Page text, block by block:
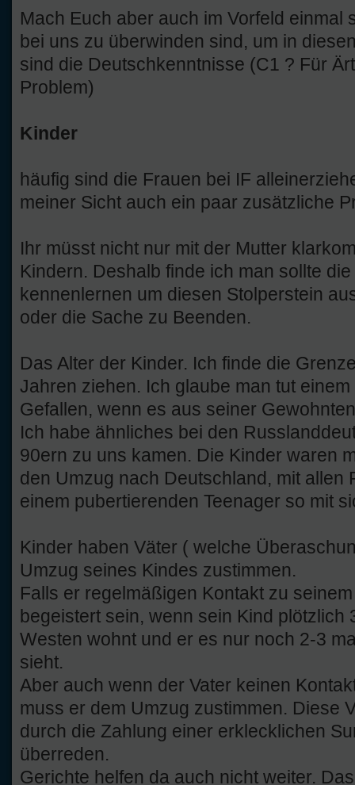
Mach Euch aber auch im Vorfeld einmal
bei uns zu überwinden sind, um in
sind die Deutschkenntnisse (C1 ? Für
Problem)
Kinder
häufig sind die Frauen bei IF
meiner Sicht auch ein paar zusätzliche
Ihr müsst nicht nur mit der Mutter
Kindern. Deshalb finde ich man sollte
kennenlernen um diesen Stolperstein
oder die Sache zu Beenden.
Das Alter der Kinder. Ich finde die
Jahren ziehen. Ich glaube man tut
Gefallen, wenn es aus seiner
Ich habe ähnliches bei den
90ern zu uns kamen. Die Kinder waren
den Umzug nach Deutschland, mit allen
einem pubertierenden Teenager so mit
Kinder haben Väter ( welche
Umzug seines Kindes zustimmen.
Falls er regelmäßigen Kontakt zu
begeistert sein, wenn sein Kind plötzlich
Westen wohnt und er es nur noch 2-3
sieht.
Aber auch wenn der Vater keinen
muss er dem Umzug zustimmen. Diese
durch die Zahlung einer erklecklichen
überreden.
Gerichte helfen da auch nicht weiter.